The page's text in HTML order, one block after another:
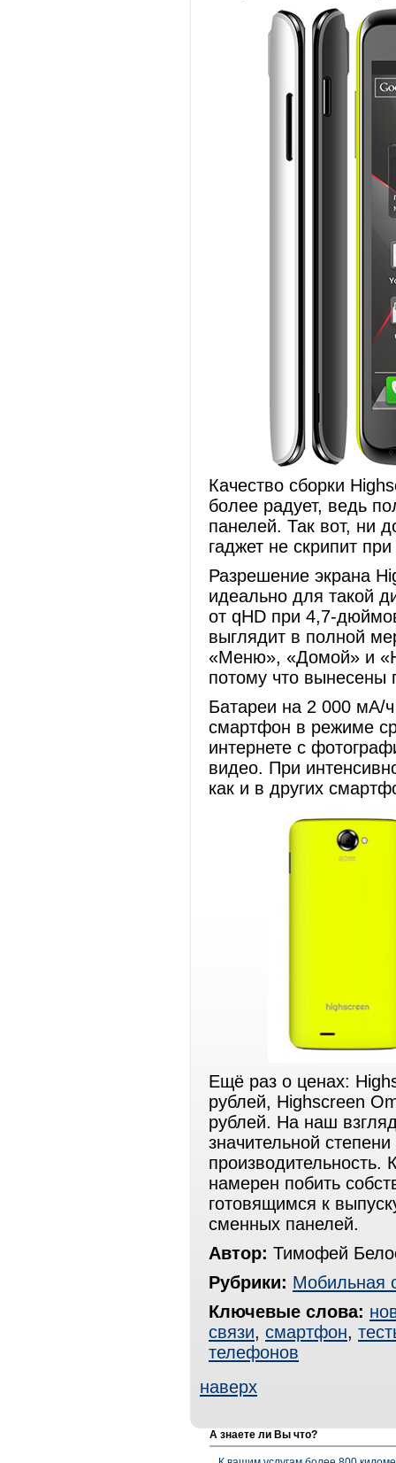
Качество сборки
более радует, ведь
панелей. Так вот, ни
гаджет не скрипит
Разрешение экрана
идеально для такой
от qHD при 4,7-
выглядит в полной
«Меню», «Домой» и
потому что
Батареи на 2 000 мА/
смартфон в режиме
интернете с
видео. При
как и в других
Ещё раз о ценах:
рублей, Highscreen
рублей. На наш
значительной
намерен побить
готовящимся к
сменных панелей.
Автор: Тимофей
Рубрики: Мобильная
Ключевые слова:
связи, смартфон,
телефонов
наверх
А знаете ли Вы что?